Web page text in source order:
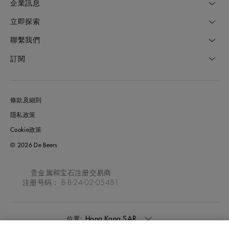
企業訊息
立即探索
聯繫我們
訂閱
條款及細則
隱私政策
Cookie政策
© 2026 De Beers
贵金属和宝石注册交易商
注册号码： B-B-24-02-05481
位置: Hong Kong SAR